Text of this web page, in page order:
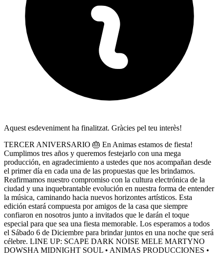
Aquest esdeveniment ha finalitzat. Gràcies pel teu interès!
TERCER ANIVERSARIO 🎂 En Animas estamos de fiesta!
Cumplimos tres años y queremos festejarlo con una mega
producción, en agradecimiento a ustedes que nos acompañan desde
el primer día en cada una de las propuestas que les brindamos.
Reafirmamos nuestro compromiso con la cultura electrónica de la
ciudad y una inquebrantable evolución en nuestra forma de entender
la música, caminando hacia nuevos horizontes artísticos. Esta
edición estará compuesta por amigos de la casa que siempre
confiaron en nosotros junto a invitados que le darán el toque
especial para que sea una fiesta memorable. Los esperamos a todos
el Sábado 6 de Diciembre para brindar juntos en una noche que será
célebre. LINE UP: SCAPE DARK NOISE MELE MARTYNO
DOWSHA MIDNIGHT SOUL • ANIMAS PRODUCCIONES •